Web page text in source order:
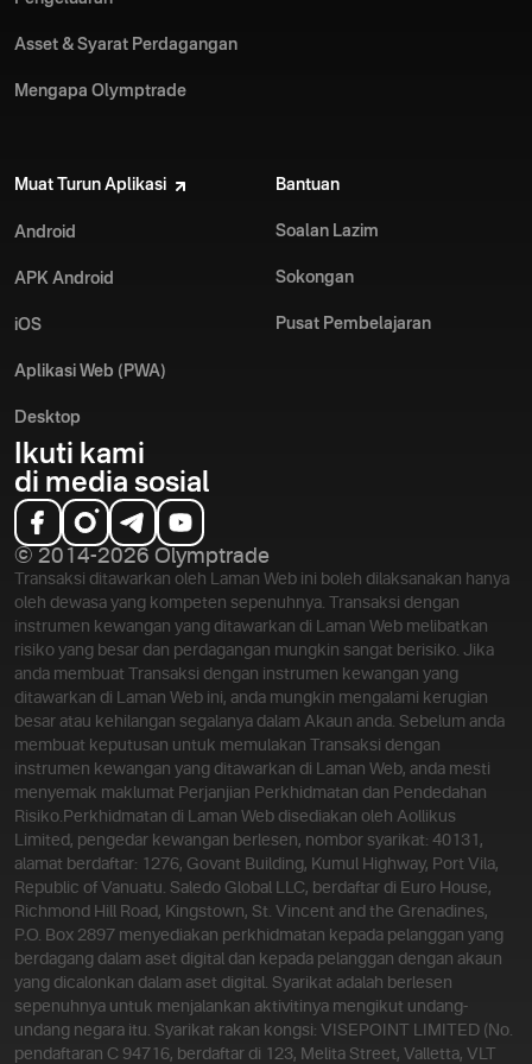
Asset & Syarat Perdagangan
Mengapa Olymptrade
Muat Turun Aplikasi
Android
APK Android
iOS
Aplikasi Web (PWA)
Desktop
Bantuan
Soalan Lazim
Sokongan
Pusat Pembelajaran
Ikuti kami
di media sosial
© 2014-2026 Olymptrade
Transaksi ditawarkan oleh Laman Web ini boleh dilaksanakan hanya
oleh dewasa yang kompeten sepenuhnya. Transaksi dengan
instrumen kewangan yang ditawarkan di Laman Web melibatkan
risiko yang besar dan perdagangan mungkin sangat berisiko. Jika
anda membuat Transaksi dengan instrumen kewangan yang
ditawarkan di Laman Web ini, anda mungkin mengalami kerugian
besar atau kehilangan segalanya dalam Akaun anda. Sebelum anda
membuat keputusan untuk memulakan Transaksi dengan
instrumen kewangan yang ditawarkan di Laman Web, anda mesti
menyemak maklumat Perjanjian Perkhidmatan dan Pendedahan
Risiko. Perkhidmatan di Laman Web disediakan oleh Aollikus
Limited, pengedar kewangan berlesen, nombor syarikat: 40131,
alamat berdaftar: 1276, Govant Building, Kumul Highway, Port Vila,
Republic of Vanuatu. Saledo Global LLC, berdaftar di Euro House,
Richmond Hill Road, Kingstown, St. Vincent and the Grenadines,
P.O. Box 2897 menyediakan perkhidmatan kepada pelanggan yang
berdagang dalam aset digital dan kepada pelanggan dengan akaun
yang dicalonkan dalam aset digital. Syarikat adalah berlesen
sepenuhnya untuk menjalankan aktivitinya mengikut undang-
undang negara itu. Syarikat rakan kongsi: VISEPOINT LIMITED (No.
pendaftaran C 94716, berdaftar di 123, Melita Street, Valletta, VLT